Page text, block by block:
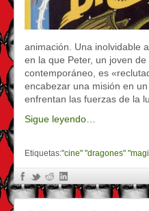
animación. Una inolvidable
en la que Peter, un joven
contemporáneo, es
encabezar una misión en
enfrentan las fuerzas de la
Sigue leyendo…
Etiquetas:"cine" "dragones"